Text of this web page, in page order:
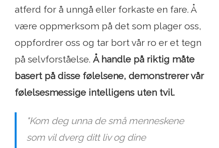
atferd for å unngå eller forkaste en fare. Å
være oppmerksom på det som plager oss,
oppfordrer oss og tar bort vår ro er et tegn
på selvforståelse. Å handle på riktig måte
basert på disse følelsene, demonstrerer vår
følelsesmessige intelligens uten tvil.
"Kom deg unna de små menneskene
som vil dverg ditt liv og dine